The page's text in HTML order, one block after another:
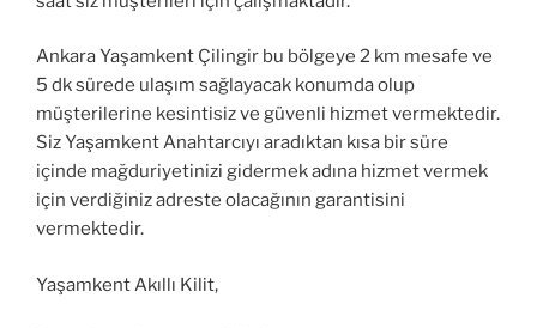
Ankara Yaşamkent Çilingir bu bölgeye 2 km mesafe ve
5 dk sürede ulaşım sağlayacak konumda olup
müşterilerine kesintisiz ve güvenli hizmet vermektedir.
Siz Yaşamkent Anahtarcıyı aradıktan kısa bir süre
içinde mağduriyetinizi gidermek adına hizmet vermek
için verdiğiniz adreste olacağının garantisini
vermektedir.
Yaşamkent Akıllı Kilit,